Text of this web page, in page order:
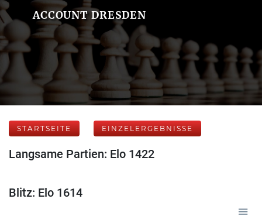
ACCOUNT DRESDEN
STARTSEITE EINZELERGEBNISSE
Langsame Partien: Elo 1422
Blitz: Elo 1614